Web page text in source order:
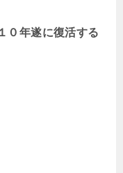
０年遂に復活する